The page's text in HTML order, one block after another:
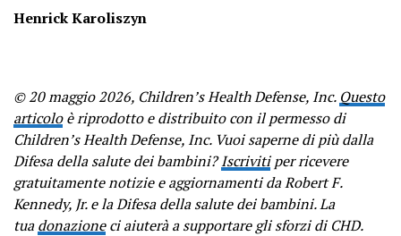
Henrick Karoliszyn
© 20 maggio 2026, Children’s Health Defense, Inc. Questo
articoloè riprodotto e distribuito con il permesso di
Children’s Health Defense, Inc. Vuoi saperne di più dalla
Difesa della salute dei bambini?Iscrivitiper ricevere
gratuitamente notizie e aggiornamenti da Robert F.
Kennedy, Jr. e la Difesa della salute dei bambini. La
tuadonazioneci aiuterà a supportare gli sforzi di CHD.